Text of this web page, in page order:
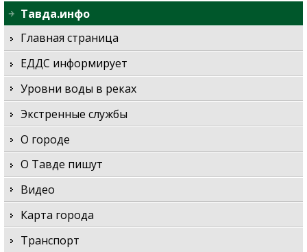
Тавда.инфо
Главная страница
ЕДДС информирует
Уровни воды в реках
Экстренные службы
О городе
О Тавде пишут
Видео
Карта города
Транспорт